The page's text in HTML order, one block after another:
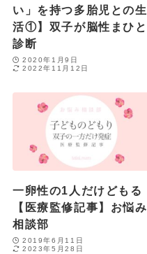
い」を持つ多胎児との生
活①】双子が脳性まひと
診断
2020年1月9日
2022年11月12日
一卵性の1人だけどもる
【医療監修記事】お悩み
相談部
2019年6月11日
2023年5月28日